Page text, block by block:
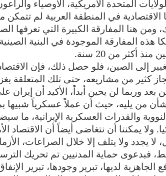
المتحدة الأمريكية، الأوصياء
في المنطقة العربية لم تتمكن
هنا المفارقة الكبيرة التي تعرفها
هذه المفارقة الموجودة في البنية
أكثر من 20 سنة.
إلى الصين، فلو حصل ذلك، فإن
من مشاريعه، حتى تلك المتعلقة
وربما لن يحين أبداً، الأكيد أن إيران
شأن من يليه، حيث أن عملاً عسكرياً
والقدرات العسكرية الإيرانية، ما
ولا يمكننا أن نتغاضى أيضاً أن الاقتصاد
لا يجدد ولا يتلف إلا خلال الصراعات،
فبدعوى حماية المدنيين تم تحريك
لديها، تبرير وجودها، تبرير الإنفاق